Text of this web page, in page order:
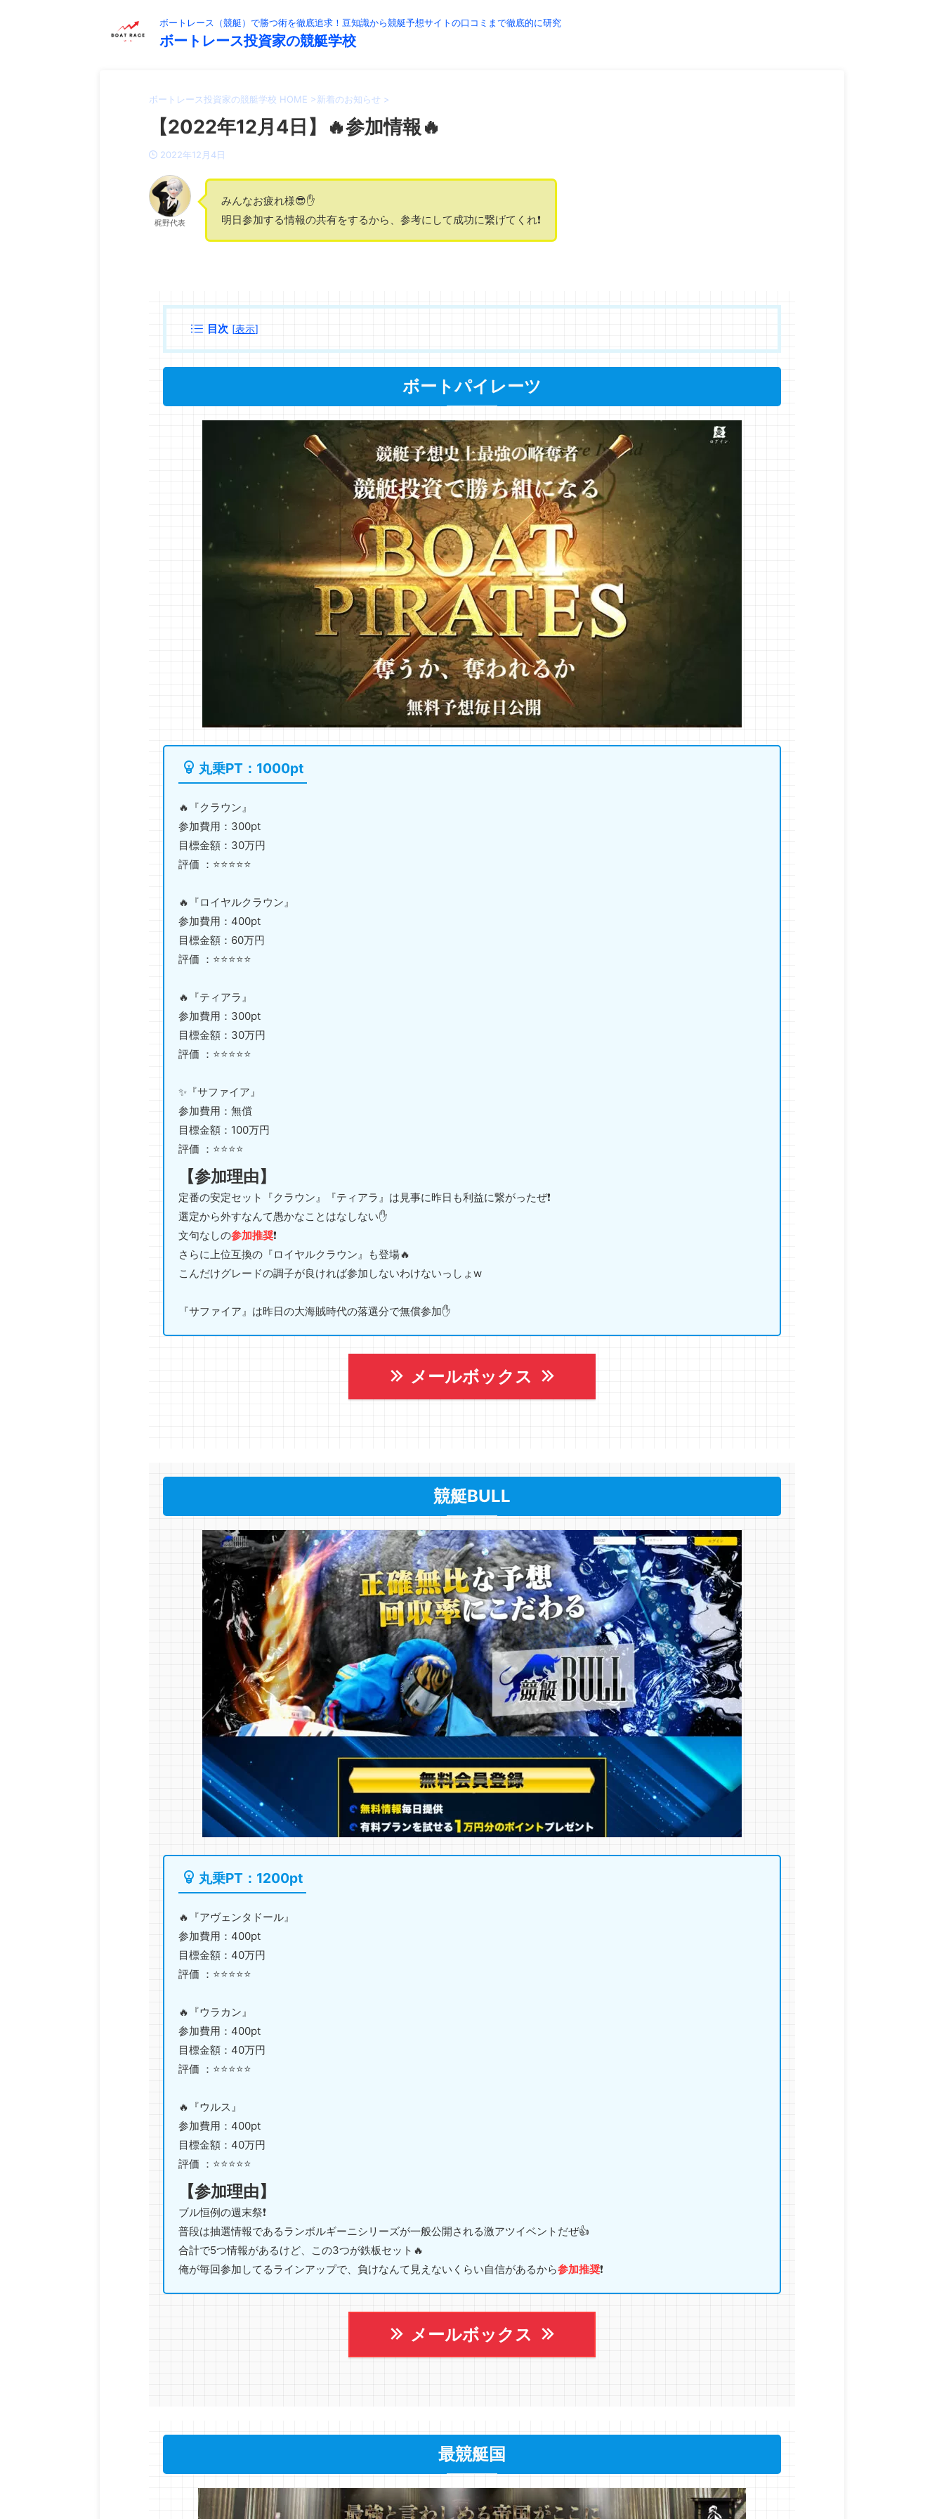
ボートレース（競艇）で勝つ術を徹底追求！豆知識から競艇予想サイトの口コミまで徹底的に研究
ボートレース投資家の競艇学校
ボートレース投資家の競艇学校 HOME >新着のお知らせ >
【2022年12月4日】🔥参加情報🔥
2022年12月4日
梶野代表
みんなお疲れ様😎✋
明日参加する情報の共有をするから、参考にして成功に繋げてくれ❗️
目次 [表示]
ボートパイレーツ
丸乗PT：1000pt
🔥『クラウン』
参加費用：300pt
目標金額：30万円
評価 ：⭐️⭐️⭐️⭐️⭐️
🔥『ロイヤルクラウン』
参加費用：400pt
目標金額：60万円
評価 ：⭐️⭐️⭐️⭐️⭐️
🔥『ティアラ』
参加費用：300pt
目標金額：30万円
評価 ：⭐️⭐️⭐️⭐️⭐️
✨『サファイア』
参加費用：無償
目標金額：100万円
評価 ：⭐️⭐️⭐️⭐️
【参加理由】
定番の安定セット『クラウン』『ティアラ』は見事に昨日も利益に繋がったぜ❗️
選定から外すなんて愚かなことはなしない✋
文句なしの参加推奨❗️
さらに上位互換の『ロイヤルクラウン』も登場🔥
こんだけグレードの調子が良ければ参加しないわけないっしょw
『サファイア』は昨日の大海賊時代の落選分で無償参加✋
メールボックス
競艇BULL
丸乗PT：1200pt
🔥『アヴェンタドール』
参加費用：400pt
目標金額：40万円
評価 ：⭐️⭐️⭐️⭐️⭐️
🔥『ウラカン』
参加費用：400pt
目標金額：40万円
評価 ：⭐️⭐️⭐️⭐️⭐️
🔥『ウルス』
参加費用：400pt
目標金額：40万円
評価 ：⭐️⭐️⭐️⭐️⭐️
【参加理由】
ブル恒例の週末祭❗️
普段は抽選情報であるランボルギーニシリーズが一般公開される激アツイベントだぜ👍
合計で5つ情報があるけど、この3つが鉄板セット🔥
俺が毎回参加してるラインアップで、負けなんて見えないくらい自信があるから参加推奨❗️
メールボックス
最競艇国